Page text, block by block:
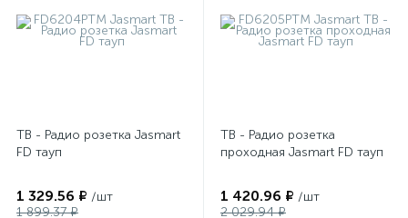
ТВ - Радио розетка Jasmart
FD тауп
1 329.56 ₽ /шт
1 899.37 ₽
ТВ - Радио розетка
проходная Jasmart FD тауп
1 420.96 ₽ /шт
2 029.94 ₽